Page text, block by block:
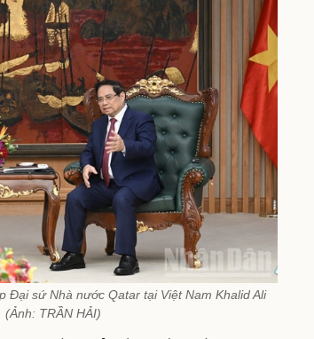
Đại sứ Nhà nước Qatar tại Việt Nam Khalid Ali
(Ảnh: TRẦN HẢI)